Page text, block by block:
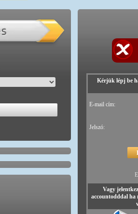
Kérjük lépj be
E-mail cím:
Jelszó:
Vagy
accountodddal ha